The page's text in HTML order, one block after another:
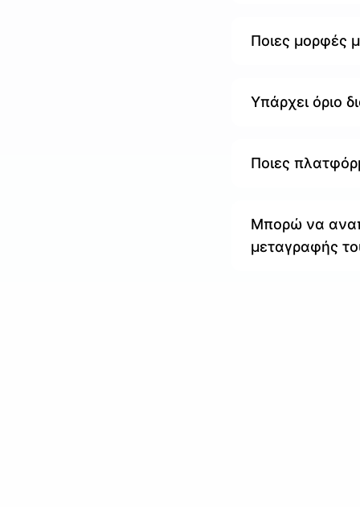
Ποιες μορφές
Υπάρχει όριο
Ποιες
Μπορώ να
μεταγραφής